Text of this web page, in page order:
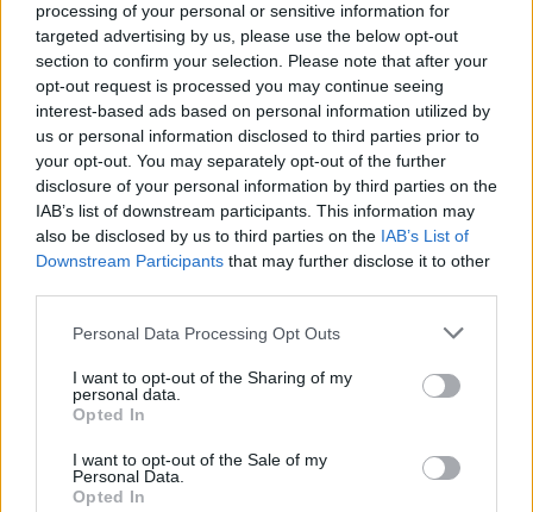
processing of your personal or sensitive information for
targeted advertising by us, please use the below opt-out
section to confirm your selection. Please note that after your
opt-out request is processed you may continue seeing
interest-based ads based on personal information utilized by
us or personal information disclosed to third parties prior to
your opt-out. You may separately opt-out of the further
disclosure of your personal information by third parties on the
IAB’s list of downstream participants. This information may
also be disclosed by us to third parties on the IAB’s List of
Downstream Participants that may further disclose it to other
Please note that this website/app uses one or more Google
not limited to your visit or usage behaviour. You may click to
grant or deny consent to Google and its third-party tags to
use your data for below specified purposes in below Google
consent section.
Personal Data Processing Opt Outs
I want to opt-out of the Sharing of my
personal data.
Opted In
I want to opt-out of the Sale of my
Personal Data.
Opted In
A szokáskövetés emellett őszinte tükröt tart.A legtöbben
pozitívabbra becsüljük a saját viselkedésünket, mint amilyen az
valójában. A mérés egy módot kínál arra, hogy legyőzzük a saját
viselkedésünkkel szembeni vakságunkat, és észrevegyük, mi történik
valójában minden nap. Amikor a bizonyíték az orrod előtt van, kevésbé
valószínű, hogy hazudsz magadnak.
A szokáskövető motivál a folytatásra.Amikor azt érezzük, hogy
haladunk előre, még motiváltabbá válunk arra, hogy folytassuk az utat.
Ily módon a szokáskövetés pozitív hatással van a motivációra. Ez
különösen fontos lehet egy rossz napon, ugyanis amikor rosszkedvűnek
munkánkról – azaz egy jó emlékeztető arra, hogy milyen messzire
A szokásaid követése segít abban, hogy az eredmények
helyett a folyamatra helyezd a fókuszt.
ha megcsinálod a napi edzéseket, látod a haladást és nem veszted el a
motivációd akkor sem, ha a hosszútávú cél, például a maraton lefutása
még több hónapnyi munkát kíván. A szokáskövető biztosítja a napi